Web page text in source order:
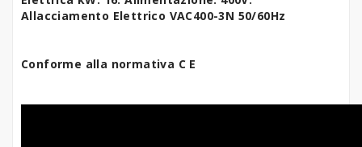
Allacciamento Elettrico VAC400-3N 50/60Hz
Conforme alla normativa C E